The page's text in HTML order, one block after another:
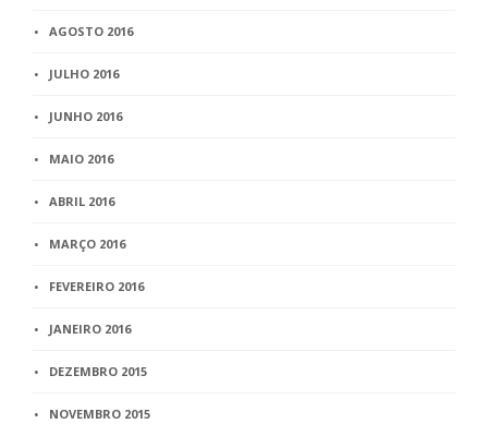
AGOSTO 2016
JULHO 2016
JUNHO 2016
MAIO 2016
ABRIL 2016
MARÇO 2016
FEVEREIRO 2016
JANEIRO 2016
DEZEMBRO 2015
NOVEMBRO 2015